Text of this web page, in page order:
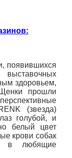
появившихся
здоровьем,
прошли
(звезда)
голубой, и
белый цвет
крови собак
в любящие